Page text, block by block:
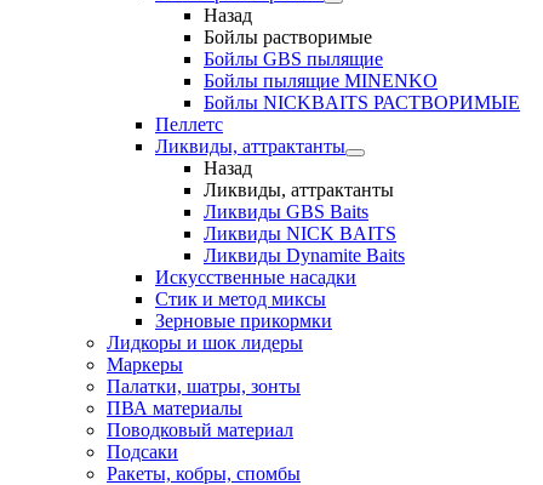
Назад
Бойлы растворимые
Бойлы GBS пылящие
Бойлы пылящие MINENKO
Бойлы NICKBAITS РАСТВОРИМЫЕ
Пеллетс
Ликвиды, аттрактанты
Назад
Ликвиды, аттрактанты
Ликвиды GBS Baits
Ликвиды NICK BAITS
Ликвиды Dynamite Baits
Искусственные насадки
Стик и метод миксы
Зерновые прикормки
Лидкоры и шок лидеры
Маркеры
Палатки, шатры, зонты
ПВА материалы
Поводковый материал
Подсаки
Ракеты, кобры, спомбы